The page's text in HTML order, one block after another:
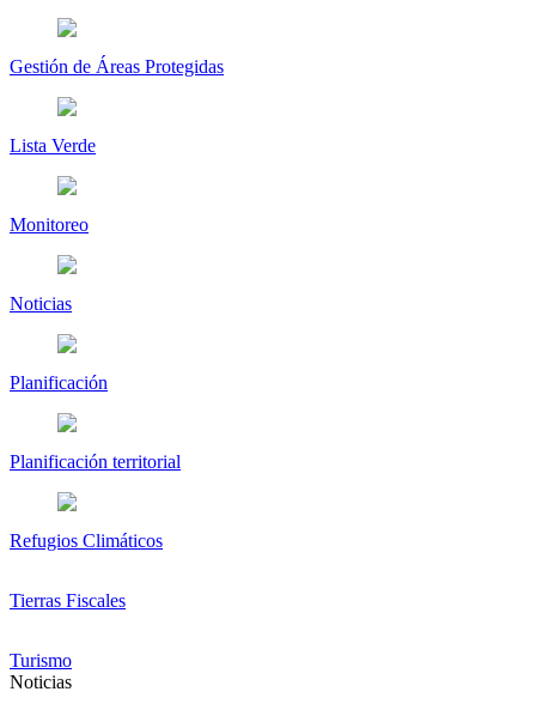
Gestión de Áreas Protegidas
Lista Verde
Monitoreo
Noticias
Planificación
Planificación territorial
Refugios Climáticos
Tierras Fiscales
Turismo
Noticias